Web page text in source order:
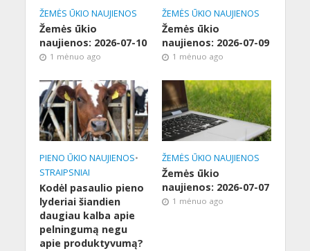
ŽEMĖS ŪKIO NAUJIENOS
Žemės ūkio
naujienos: 2026-07-10
1 mėnuo ago
ŽEMĖS ŪKIO NAUJIENOS
Žemės ūkio
naujienos: 2026-07-09
1 mėnuo ago
PIENO ŪKIO NAUJIENOS•
STRAIPSNIAI
Kodėl pasaulio pieno
lyderiai šiandien
daugiau kalba apie
pelningumą negu
apie produktyvumą?
ŽEMĖS ŪKIO NAUJIENOS
Žemės ūkio
naujienos: 2026-07-07
1 mėnuo ago